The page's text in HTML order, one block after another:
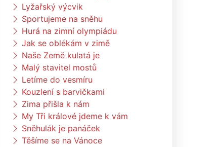
Lyžařský výcvik
Sportujeme na sněhu
Hurá na zimní olympiádu
Jak se oblékám v zimě
Naše Země kulatá je
Malý stavitel mostů
Letíme do vesmíru
Kouzlení s barvičkami
Zima přišla k nám
My Tři králové jdeme k vám
Sněhulák je panáček
Těšíme se na Vánoce